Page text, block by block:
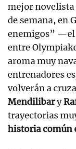
mejor novelista
de semana, en
enemigos” —el
entre
aroma muy
entrenadores
volverán a
Mendilibary
trayectorias
historia común